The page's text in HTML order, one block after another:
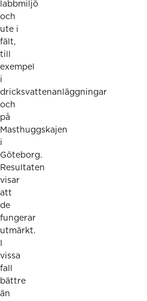
labbmiljö
och
ute i
fält,
till
exempel
i
dricksvattenanläggningar
och
på
Masthuggskajen
i
Göteborg.
Resultaten
visar
att
de
fungerar
utmärkt.
vissa
fall
bättre
än